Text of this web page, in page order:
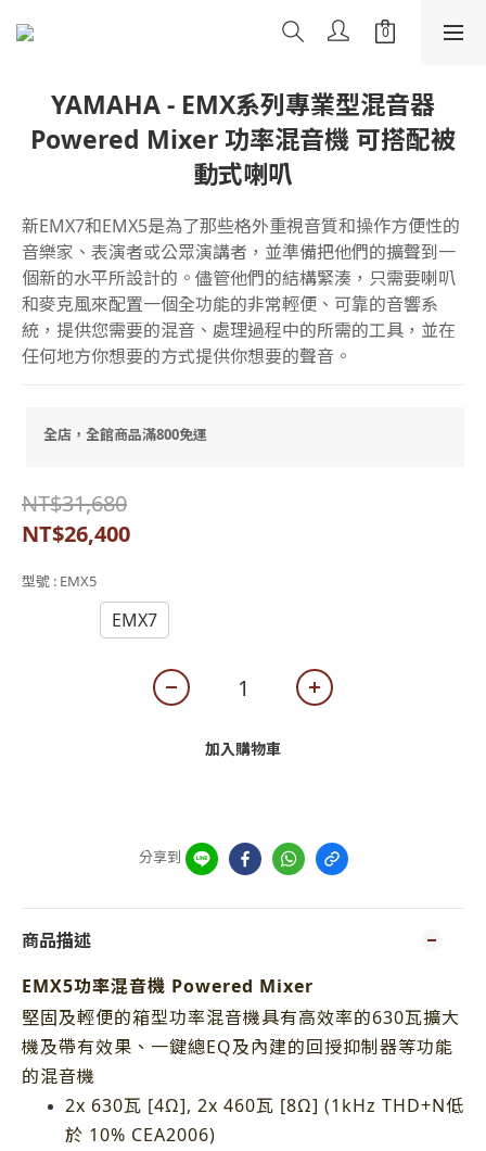
YAMAHA - EMX系列專業型混音器
Powered Mixer 功率混音機 可搭配被
動式喇叭
新EMX7和EMX5是為了那些格外重視音質和操作方便性的
音樂家、表演者或公眾演講者，並準備把他們的擴聲到一
個新的水平所設計的。儘管他們的結構緊湊，只需要喇叭
和麥克風來配置一個全功能的非常輕便、可靠的音響系
統，提供您需要的混音、處理過程中的所需的工具，並在
任何地方你想要的方式提供你想要的聲音。
全店，全館商品滿800免運
NT$31,680
NT$26,400
型號 : EMX5
EMX7
加入購物車
分享到
商品描述
EMX5功率混音機 Powered Mixer
堅固及輕便的箱型功率混音機具有高效率的630瓦擴大
機及帶有效果、一鍵總EQ及內建的回授抑制器等功能
的混音機
2x 630瓦 [4Ω], 2x 460瓦 [8Ω] (1kHz THD+N低
於 10% CEA2006)